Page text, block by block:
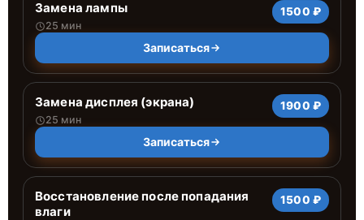
Замена лампы
25 мин
1500 ₽
Записаться
Замена дисплея (экрана)
25 мин
1900 ₽
Записаться
Восстановление после попадания
влаги
1500 ₽